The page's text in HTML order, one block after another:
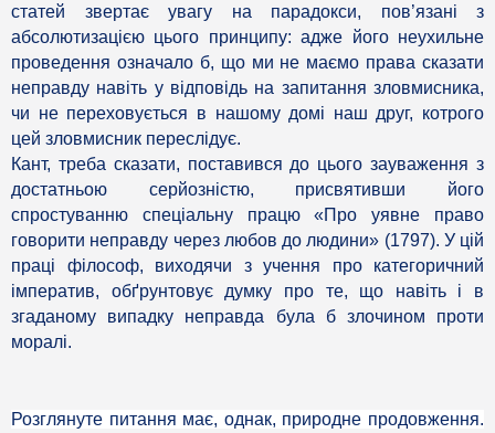
статей звертає увагу на парадокси, пов’язані з
абсолютизацією цього принципу: адже його неухильне
проведення означало б, що ми не маємо права сказати
неправду навіть у відповідь на запитання зловмисника,
чи не переховується в нашому домі наш друг, котрого
цей зловмисник переслідує.
Кант, треба сказати, поставився до цього зауваження з
достатньою серйозністю, присвятивши його
спростуванню спеціальну працю «Про уявне право
говорити неправду через любов до людини» (1797). У цій
праці філософ, виходячи з учення про категоричний
імператив, обґрунтовує думку про те, що навіть і в
згаданому випадку неправда була б злочином проти
моралі.
Розглянуте питання має, однак, природне продовження.